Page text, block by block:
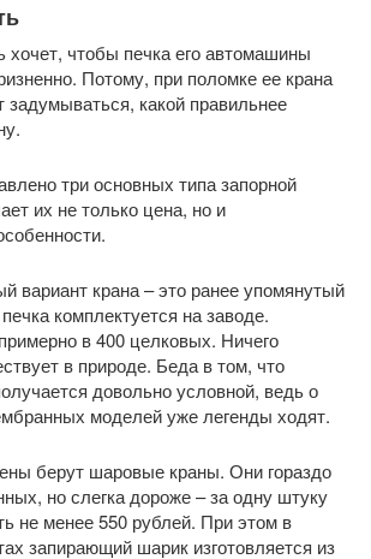
чтобы печка его автомашины
Потому, при поломке ее крана
задумываться, какой правильнее
три основных типа запорной
их не только цена, но и
вариант крана – это ранее упомянутый
комплектуется на заводе.
в 400 целковых. Ничего
в природе. Беда в том, что
довольно условной, ведь о
моделей уже легенды ходят.
берут шаровые краны. Они гораздо
но слегка дороже – за одну штуку
не менее 550 рублей. При этом в
запирающий шарик изготовляется из